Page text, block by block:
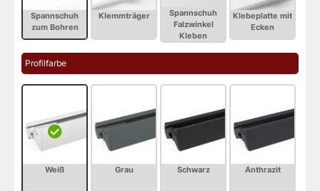
Profilfarbe